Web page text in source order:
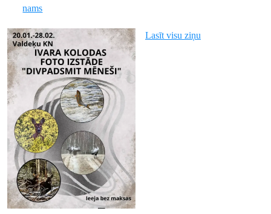
nams
Lasīt visu ziņu